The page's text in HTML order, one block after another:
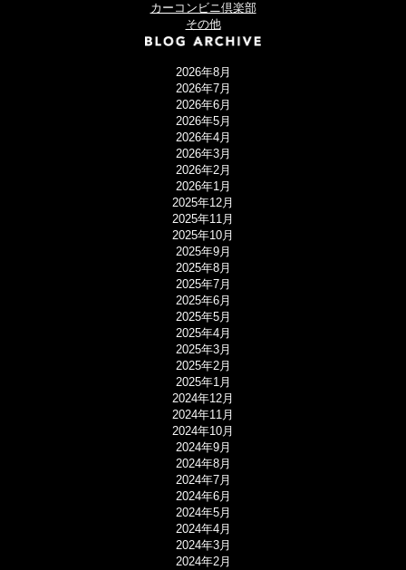
カーコンビニ倶楽部
その他
2026年8月
2026年7月
2026年6月
2026年5月
2026年4月
2026年3月
2026年2月
2026年1月
2025年12月
2025年11月
2025年10月
2025年9月
2025年8月
2025年7月
2025年6月
2025年5月
2025年4月
2025年3月
2025年2月
2025年1月
2024年12月
2024年11月
2024年10月
2024年9月
2024年8月
2024年7月
2024年6月
2024年5月
2024年4月
2024年3月
2024年2月